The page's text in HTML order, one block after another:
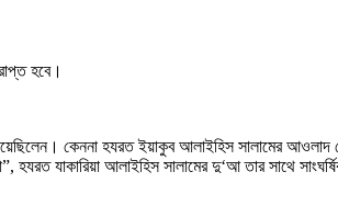
হবে।
কেননা হযরত ইয়াকুব আলাইহিস সালামের আওলাদ
যাকারিয়া আলাইহিস সালামের দু‘আ তার সাথে